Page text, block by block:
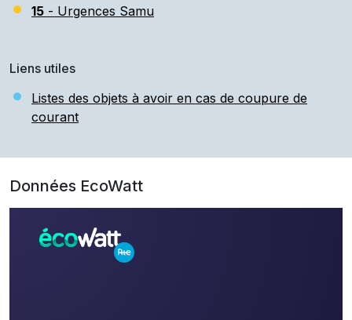
15 - Urgences Samu
Liens utiles
Listes des objets à avoir en cas de coupure de
courant
Données EcoWatt